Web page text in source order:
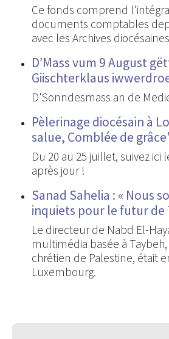
Ce fonds comprend
documents comptables
avec les Archives
D’Mass vum 9 August
Giischterklaus
D'Sonndesmass an de
Pèlerinage diocésain à
salue, Comblée de
Du 20 au 25 juillet, suivez ici
après jour !
Sanad Sahelia : « Nous
inquiets pour le futur de
Le directeur de Nabd El-
multimédia basée à
chrétien de Palestine, était
Luxembourg.